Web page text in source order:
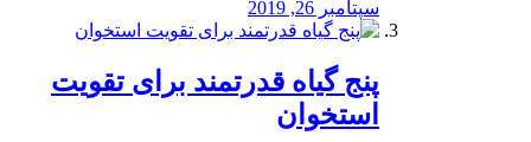
سپتامبر 26, 2019
پنج گیاه قدرتمند برای تقویت
استخوان